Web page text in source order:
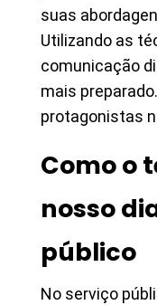
suas
Utilizando as
comunicação
mais
protagonistas
Como o
nosso
público
No serviço